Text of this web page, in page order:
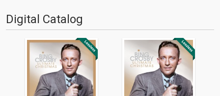
Digital Catalog